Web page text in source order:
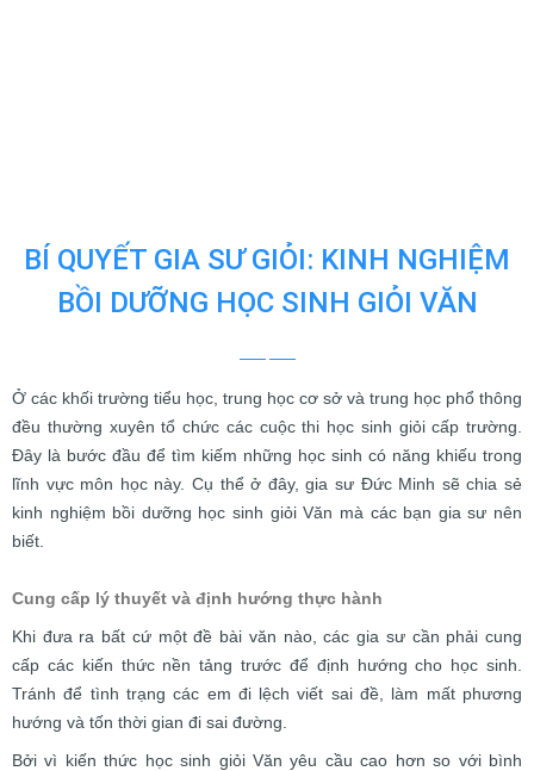
BÍ QUYẾT GIA SƯ GIỎI: KINH NGHIỆM
BỒI DƯỠNG HỌC SINH GIỎI VĂN
Ở các khối trường tiểu học, trung học cơ sở và trung học phổ thông
đều thường xuyên tổ chức các cuộc thi học sinh giỏi cấp trường.
Đây là bước đầu để tìm kiếm những học sinh có năng khiếu trong
lĩnh vực môn học này. Cụ thể ở đây, gia sư Đức Minh sẽ chia sẻ
kinh nghiệm bồi dưỡng học sinh giỏi Văn mà các bạn gia sư nên
biết.
Cung cấp lý thuyết và định hướng thực hành
Khi đưa ra bất cứ một đề bài văn nào, các gia sư cần phải cung
cấp các kiến thức nền tảng trước để định hướng cho học sinh.
Tránh để tình trạng các em đi lệch viết sai đề, làm mất phương
hướng và tốn thời gian đi sai đường.
Bởi vì kiến thức học sinh giỏi Văn yêu cầu cao hơn so với bình